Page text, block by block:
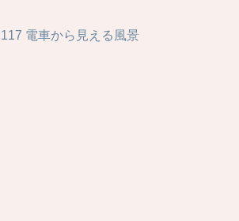
117 電車から見える風景